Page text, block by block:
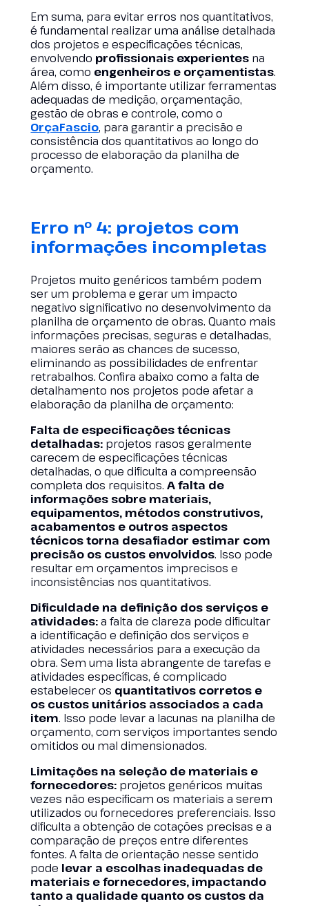
Em suma, para evitar erros nos quantitativos,
é fundamental realizar uma análise detalhada
dos projetos e especificações técnicas,
envolvendo profissionais experientes na
área, como engenheiros e orçamentistas.
Além disso, é importante utilizar ferramentas
adequadas de medição, orçamentação,
gestão de obras e controle, como o
OrçaFascio, para garantir a precisão e
consistência dos quantitativos ao longo do
processo de elaboração da planilha de
orçamento.
Erro nº 4: projetos com
informações incompletas
Projetos muito genéricos também podem
ser um problema e gerar um impacto
negativo significativo no desenvolvimento da
planilha de orçamento de obras. Quanto mais
informações precisas, seguras e detalhadas,
maiores serão as chances de sucesso,
eliminando as possibilidades de enfrentar
retrabalhos. Confira abaixo como a falta de
detalhamento nos projetos pode afetar a
elaboração da planilha de orçamento:
Falta de especificações técnicas
detalhadas: projetos rasos geralmente
carecem de especificações técnicas
detalhadas, o que dificulta a compreensão
completa dos requisitos.A falta de
informações sobre materiais,
equipamentos, métodos construtivos,
acabamentos e outros aspectos
técnicos torna desafiador estimar com
precisão os custos envolvidos. Isso pode
resultar em orçamentos imprecisos e
inconsistências nos quantitativos.
Dificuldade na definição dos serviços e
atividades:a falta de clareza pode dificultar
a identificação e definição dos serviços e
atividades necessários para a execução da
obra. Sem uma lista abrangente de tarefas e
atividades específicas, é complicado
estabelecer os quantitativos corretos e
os custos unitários associados a cada
item. Isso pode levar a lacunas na planilha de
orçamento, com serviços importantes sendo
omitidos ou mal dimensionados.
Limitações na seleção de materiais e
fornecedores: projetos genéricos muitas
vezes não especificam os materiais a serem
utilizados ou fornecedores preferenciais. Isso
dificulta a obtenção de cotações precisas e a
comparação de preços entre diferentes
fontes. A falta de orientação nesse sentido
pode levar a escolhas inadequadas de
materiais e fornecedores, impactando
tanto a qualidade quanto os custos da